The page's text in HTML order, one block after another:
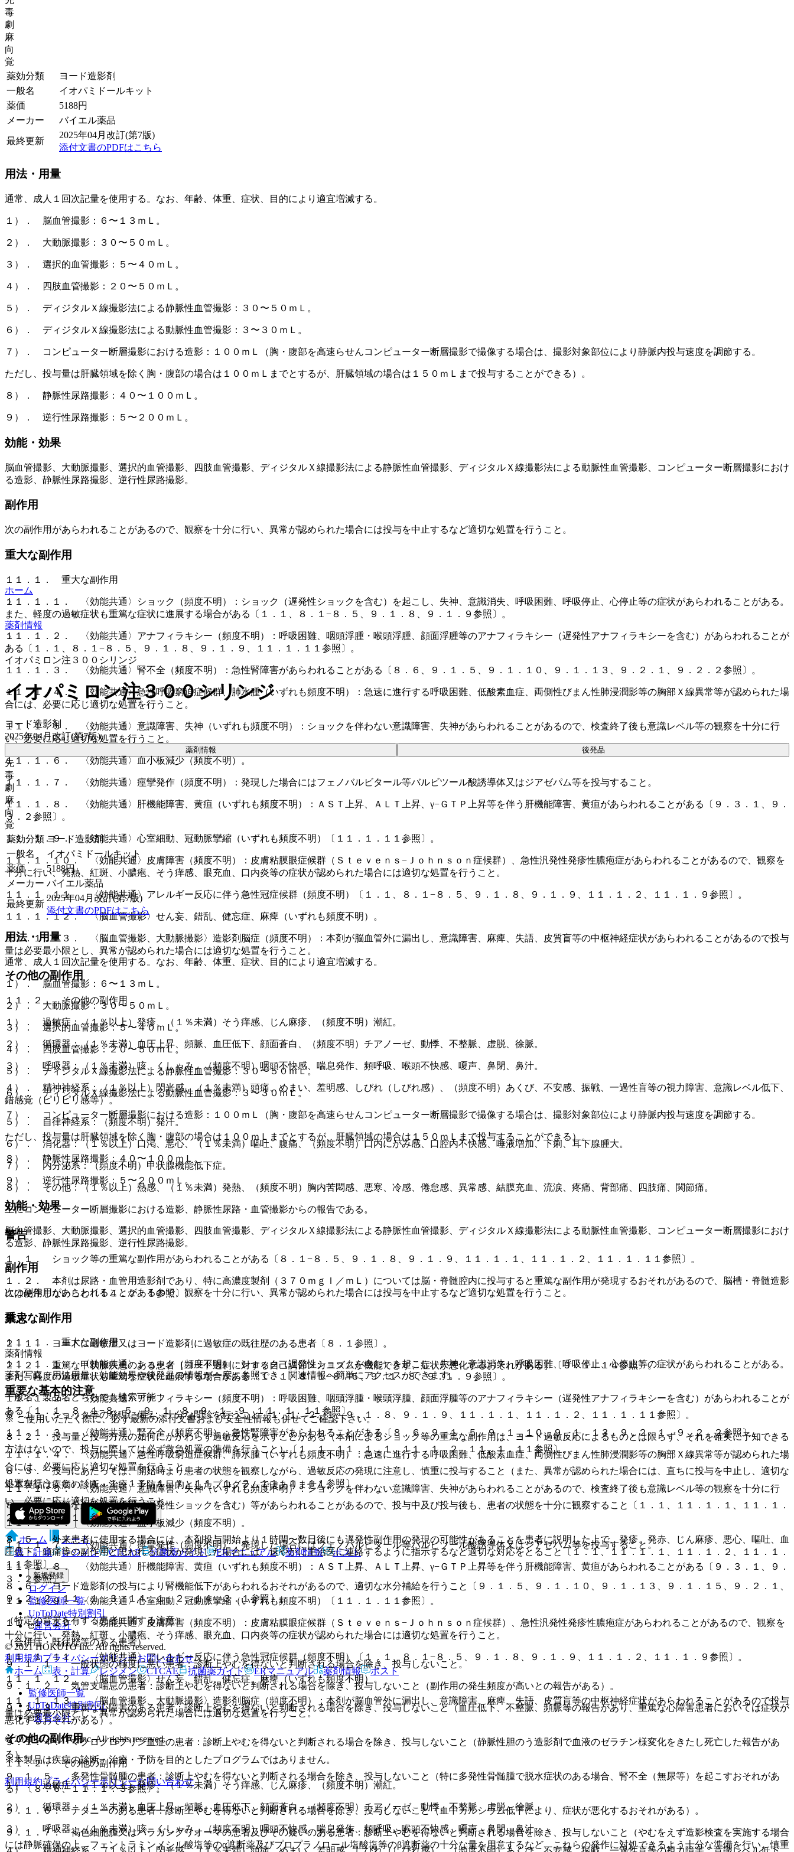
毒
劇
麻
向
覚
薬効分類
ヨード造影剤
一般名
イオパミドールキット
薬価
5188円
メーカー
バイエル薬品
最終更新
2025年04月改訂(第7版)
添付文書のPDFはこちら
用法・用量
通常、成人１回次記量を使用する。なお、年齢、体重、症状、目的により適宜増減する。
１）． 脳血管撮影：６〜１３ｍＬ。
２）． 大動脈撮影：３０〜５０ｍＬ。
３）． 選択的血管撮影：５〜４０ｍＬ。
４）． 四肢血管撮影：２０〜５０ｍＬ。
５）． ディジタルＸ線撮影法による静脈性血管撮影：３０〜５０ｍＬ。
６）． ディジタルＸ線撮影法による動脈性血管撮影：３〜３０ｍＬ。
７）． コンピューター断層撮影における造影：１００ｍＬ（胸・腹部を高速らせんコンピューター断層撮影で撮像する場合は、撮影対象部位により静脈内投与速度を調節する。
ただし、投与量は肝臓領域を除く胸・腹部の場合は１００ｍＬまでとするが、肝臓領域の場合は１５０ｍＬまで投与することができる）。
８）． 静脈性尿路撮影：４０〜１００ｍＬ。
９）． 逆行性尿路撮影：５〜２００ｍＬ。
効能・効果
脳血管撮影、大動脈撮影、選択的血管撮影、四肢血管撮影、ディジタルＸ線撮影法による静脈性血管撮影、ディジタルＸ線撮影法による動脈性血管撮影、コンピューター断層撮影におけ
る造影、静脈性尿路撮影、逆行性尿路撮影。
副作用
次の副作用があらわれることがあるので、観察を十分に行い、異常が認められた場合には投与を中止するなど適切な処置を行うこと。
重大な副作用
１１．１． 重大な副作用
１１．１．１． 〈効能共通〉ショック（頻度不明）：ショック（遅発性ショックを含む）を起こし、失神、意識消失、呼吸困難、呼吸停止、心停止等の症状があらわれることがある。
また、軽度の過敏症状も重篤な症状に進展する場合がある〔１．１、８．１−８．５、９．１．８、９．１．９参照〕。
１１．１．２． 〈効能共通〉アナフィラキシー（頻度不明）：呼吸困難、咽頭浮腫・喉頭浮腫、顔面浮腫等のアナフィラキシー（遅発性アナフィラキシーを含む）があらわれることが
ある〔１．１、８．１−８．５、９．１．８、９．１．９、１１．１．１１参照〕。
１１．１．３． 〈効能共通〉腎不全（頻度不明）：急性腎障害があらわれることがある〔８．６、９．１．５、９．１．１０、９．１．１３、９．２．１、９．２．２参照〕。
１１．１．４． 〈効能共通〉急性呼吸窮迫症候群、肺水腫（いずれも頻度不明）：急速に進行する呼吸困難、低酸素血症、両側性びまん性肺浸潤影等の胸部Ｘ線異常等が認められた場
合には、必要に応じ適切な処置を行うこと。
１１．１．５． 〈効能共通〉意識障害、失神（いずれも頻度不明）：ショックを伴わない意識障害、失神があらわれることがあるので、検査終了後も意識レベル等の観察を十分に行
い、必要に応じ適切な処置を行うこと。
１１．１．６． 〈効能共通〉血小板減少（頻度不明）。
１１．１．７． 〈効能共通〉痙攣発作（頻度不明）：発現した場合にはフェノバルビタール等バルビツール酸誘導体又はジアゼパム等を投与すること。
１１．１．８． 〈効能共通〉肝機能障害、黄疸（いずれも頻度不明）：ＡＳＴ上昇、ＡＬＴ上昇、γ−ＧＴＰ上昇等を伴う肝機能障害、黄疸があらわれることがある〔９．３．１、９．
３．２参照〕。
１１．１．９． 〈効能共通〉心室細動、冠動脈攣縮（いずれも頻度不明）〔１１．１．１１参照〕。
１１．１．１０． 〈効能共通〉皮膚障害（頻度不明）：皮膚粘膜眼症候群（Ｓｔｅｖｅｎｓ−Ｊｏｈｎｓｏｎ症候群）、急性汎発性発疹性膿疱症があらわれることがあるので、観察を
十分に行い、発熱、紅斑、小膿疱、そう痒感、眼充血、口内炎等の症状が認められた場合には適切な処置を行うこと。
１１．１．１１． 〈効能共通〉アレルギー反応に伴う急性冠症候群（頻度不明）〔１．１、８．１−８．５、９．１．８、９．１．９、１１．１．２、１１．１．９参照〕。
１１．１．１２． 〈脳血管撮影〉せん妄、錯乱、健忘症、麻痺（いずれも頻度不明）。
１１．１．１３． 〈脳血管撮影、大動脈撮影〉造影剤脳症（頻度不明）：本剤が脳血管外に漏出し、意識障害、麻痺、失語、皮質盲等の中枢神経症状があらわれることがあるので投与
量は必要最小限とし、異常が認められた場合には適切な処置を行うこと。
その他の副作用
１１．２． その他の副作用
１）． 過敏症：（１％以上）発疹、（１％未満）そう痒感、じん麻疹、（頻度不明）潮紅。
２）． 循環器：（１％未満）血圧上昇、頻脈、血圧低下、顔面蒼白、（頻度不明）チアノーゼ、動悸、不整脈、虚脱、徐脈。
３）． 呼吸器：（１％未満）咳、くしゃみ、（頻度不明）咽頭不快感、喘息発作、頻呼吸、喉頭不快感、嗄声、鼻閉、鼻汁。
４）． 精神神経系：（１％以上）閃光感、（１％未満）頭痛、めまい、羞明感、しびれ（しびれ感）、（頻度不明）あくび、不安感、振戦、一過性盲等の視力障害、意識レベル低下、
錯感覚（ピリピリ感等）。
５）． 自律神経系：（頻度不明）発汗。
６）． 消化器：（１％以上）口渇、悪心、（１％未満）嘔吐、腹痛、（頻度不明）口内にがみ感、口腔内不快感、唾液増加、下痢、耳下腺腫大。
７）． 内分泌系：（頻度不明）甲状腺機能低下症。
８）． その他：（１％以上）熱感、（１％未満）発熱、（頻度不明）胸内苦悶感、悪寒、冷感、倦怠感、異常感、結膜充血、流涙、疼痛、背部痛、四肢痛、関節痛。
主にコンピューター断層撮影における造影、静脈性尿路・血管撮影からの報告である。
警告
１．１． ショック等の重篤な副作用があらわれることがある〔８．１−８．５、９．１．８、９．１．９、１１．１．１、１１．１．２、１１．１．１１参照〕。
１．２． 本剤は尿路・血管用造影剤であり、特に高濃度製剤（３７０ｍｇＩ／ｍＬ）については脳・脊髄腔内に投与すると重篤な副作用が発現するおそれがあるので、脳槽・脊髄造影
には使用しないこと〔１４．２．１参照〕。
禁忌
２．１． ヨードに過敏症又はヨード造影剤に過敏症の既往歴のある患者〔８．１参照〕。
２．２． 重篤な甲状腺疾患のある患者［ヨード過剰に対する自己調節メカニズムが機能できず、症状が悪化するおそれがある］〔９．１．１４参照〕。
重要な基本的注意
８．１． ショック等の発現に備え、十分な問診を行うこと〔１．１、２．１、９．１．８、９．１．９、１１．１．１、１１．１．２、１１．１．１１参照〕。
８．２． 投与量と投与方法の如何にかかわらず過敏反応を示すことがある（本剤によるショック等の重篤な副作用は、ヨード過敏反応によるものとは限らず、それを確実に予知できる
方法はないので、投与に際しては必ず救急処置の準備を行うこと）〔１．１、１１．１．１、１１．１．２、１１．１．１１参照〕。
８．３． 投与にあたっては、開始時より患者の状態を観察しながら、過敏反応の発現に注意し、慎重に投与すること（また、異常が認められた場合には、直ちに投与を中止し、適切な
処置を行うこと）〔１．１、１１．１．１、１１．１．２、１１．１．１１参照〕。
８．４． 重篤な遅発性副作用（遅発性ショックを含む）等があらわれることがあるので、投与中及び投与後も、患者の状態を十分に観察すること〔１．１、１１．１．１、１１．１．
２、１１．１．１１参照〕。
８．５． 外来患者に使用する場合には、本剤投与開始より１時間〜数日後にも遅発性副作用の発現の可能性があることを患者に説明した上で、発疹、発赤、じん麻疹、悪心、嘔吐、血
圧低下、頭痛等の副作用と思われる症状が発現した場合には、速やかに主治医に連絡するように指示するなど適切な対応をとること〔１．１、１１．１．１、１１．１．２、１１．１．
１１参照〕。
８．６． ヨード造影剤の投与により腎機能低下があらわれるおそれがあるので、適切な水分補給を行うこと〔９．１．５、９．１．１０、９．１．１３、９．１．１５、９．２．１、
９．２．２、１１．１．３、１４．１．２、１４．３．１参照〕。
（特定の背景を有する患者に関する注意）
（合併症・既往歴等のある患者）
９．１．１． 一般状態の極度に悪い患者：診断上やむを得ないと判断される場合を除き、投与しないこと。
９．１．２． 気管支喘息の患者：診断上やむを得ないと判断される場合を除き、投与しないこと（副作用の発生頻度が高いとの報告がある）。
９．１．３． 重篤な心障害のある患者：診断上やむを得ないと判断される場合を除き、投与しないこと（血圧低下、不整脈、頻脈等の報告があり、重篤な心障害患者においては症状が
悪化するおそれがある）。
９．１．４． マクログロブリン血症の患者：診断上やむを得ないと判断される場合を除き、投与しないこと（静脈性胆のう造影剤で血液のゼラチン様変化をきたし死亡した報告があ
る）。
９．１．５． 多発性骨髄腫の患者：診断上やむを得ないと判断される場合を除き、投与しないこと（特に多発性骨髄腫で脱水症状のある場合、腎不全（無尿等）を起こすおそれがあ
る）〔８．６、１１．１．３参照〕。
９．１．６． テタニーのある患者：診断上やむを得ないと判断される場合を除き、投与しないこと（血中カルシウム低下により、症状が悪化するおそれがある）。
９．１．７． 褐色細胞腫又はパラガングリオーマの患者及びその疑いのある患者：診断上やむを得ないと判断される場合を除き、投与しないこと（やむをえず造影検査を実施する場合
には静脈確保の上、フェントラミンメシル酸塩等のα遮断薬及びプロプラノロール塩酸塩等のβ遮断薬の十分な量を用意するなど、これらの発作に対処できるよう十分な準備を行い、慎重
ホーム
薬剤情報
イオパミロン注３００シリンジ
イオパミロン注３００シリンジ
ヨード造影剤
2025年04月改訂(第7版)
薬剤情報 後発品
先
毒
劇
麻
向
覚
薬効分類 ヨード造影剤
一般名
イオパミドールキット
薬価
5188円
メーカー バイエル薬品
最終更新
2025年04月改訂(第7版)
添付文書のPDFはこちら
用法・用量
通常、成人１回次記量を使用する。なお、年齢、体重、症状、目的により適宜増減する。
１）． 脳血管撮影：６〜１３ｍＬ。
２）． 大動脈撮影：３０〜５０ｍＬ。
３）． 選択的血管撮影：５〜４０ｍＬ。
４）． 四肢血管撮影：２０〜５０ｍＬ。
５）． ディジタルＸ線撮影法による静脈性血管撮影：３０〜５０ｍＬ。
６）． ディジタルＸ線撮影法による動脈性血管撮影：３〜３０ｍＬ。
７）． コンピューター断層撮影における造影：１００ｍＬ（胸・腹部を高速らせんコンピューター断層撮影で撮像する場合は、撮影対象部位により静脈内投与速度を調節する。
ただし、投与量は肝臓領域を除く胸・腹部の場合は１００ｍＬまでとするが、肝臓領域の場合は１５０ｍＬまで投与することができる）。
８）． 静脈性尿路撮影：４０〜１００ｍＬ。
９）． 逆行性尿路撮影：５〜２００ｍＬ。
効能・効果
脳血管撮影、大動脈撮影、選択的血管撮影、四肢血管撮影、ディジタルＸ線撮影法による静脈性血管撮影、ディジタルＸ線撮影法による動脈性血管撮影、コンピューター断層撮影におけ
る造影、静脈性尿路撮影、逆行性尿路撮影。
副作用
次の副作用があらわれることがあるので、観察を十分に行い、異常が認められた場合には投与を中止するなど適切な処置を行うこと。
重大な副作用
１１．１． 重大な副作用
１１．１．１． 〈効能共通〉ショック（頻度不明）：ショック（遅発性ショックを含む）を起こし、失神、意識消失、呼吸困難、呼吸停止、心停止等の症状があらわれることがある。
また、軽度の過敏症状も重篤な症状に進展する場合がある〔１．１、８．１−８．５、９．１．８、９．１．９参照〕。
１１．１．２． 〈効能共通〉アナフィラキシー（頻度不明）：呼吸困難、咽頭浮腫・喉頭浮腫、顔面浮腫等のアナフィラキシー（遅発性アナフィラキシーを含む）があらわれることが
ある〔１．１、８．１−８．５、９．１．８、９．１．９、１１．１．１１参照〕。
１１．１．３． 〈効能共通〉腎不全（頻度不明）：急性腎障害があらわれることがある〔８．６、９．１．５、９．１．１０、９．１．１３、９．２．１、９．２．２参照〕。
１１．１．４． 〈効能共通〉急性呼吸窮迫症候群、肺水腫（いずれも頻度不明）：急速に進行する呼吸困難、低酸素血症、両側性びまん性肺浸潤影等の胸部Ｘ線異常等が認められた場
合には、必要に応じ適切な処置を行うこと。
１１．１．５． 〈効能共通〉意識障害、失神（いずれも頻度不明）：ショックを伴わない意識障害、失神があらわれることがあるので、検査終了後も意識レベル等の観察を十分に行
い、必要に応じ適切な処置を行うこと。
１１．１．６． 〈効能共通〉血小板減少（頻度不明）。
１１．１．７． 〈効能共通〉痙攣発作（頻度不明）：発現した場合にはフェノバルビタール等バルビツール酸誘導体又はジアゼパム等を投与すること。
１１．１．８． 〈効能共通〉肝機能障害、黄疸（いずれも頻度不明）：ＡＳＴ上昇、ＡＬＴ上昇、γ−ＧＴＰ上昇等を伴う肝機能障害、黄疸があらわれることがある〔９．３．１、９．
３．２参照〕。
１１．１．９． 〈効能共通〉心室細動、冠動脈攣縮（いずれも頻度不明）〔１１．１．１１参照〕。
１１．１．１０． 〈効能共通〉皮膚障害（頻度不明）：皮膚粘膜眼症候群（Ｓｔｅｖｅｎｓ−Ｊｏｈｎｓｏｎ症候群）、急性汎発性発疹性膿疱症があらわれることがあるので、観察を
十分に行い、発熱、紅斑、小膿疱、そう痒感、眼充血、口内炎等の症状が認められた場合には適切な処置を行うこと。
１１．１．１１． 〈効能共通〉アレルギー反応に伴う急性冠症候群（頻度不明）〔１．１、８．１−８．５、９．１．８、９．１．９、１１．１．２、１１．１．９参照〕。
１１．１．１２． 〈脳血管撮影〉せん妄、錯乱、健忘症、麻痺（いずれも頻度不明）。
１１．１．１３． 〈脳血管撮影、大動脈撮影〉造影剤脳症（頻度不明）：本剤が脳血管外に漏出し、意識障害、麻痺、失語、皮質盲等の中枢神経症状があらわれることがあるので投与
量は必要最小限とし、異常が認められた場合には適切な処置を行うこと。
その他の副作用
１１．２． その他の副作用
１）． 過敏症：（１％以上）発疹、（１％未満）そう痒感、じん麻疹、（頻度不明）潮紅。
２）． 循環器：（１％未満）血圧上昇、頻脈、血圧低下、顔面蒼白、（頻度不明）チアノーゼ、動悸、不整脈、虚脱、徐脈。
３）． 呼吸器：（１％未満）咳、くしゃみ、（頻度不明）咽頭不快感、喘息発作、頻呼吸、喉頭不快感、嗄声、鼻閉、鼻汁。
薬剤情報
薬剤写真、用法用量、効能効果や後発品の情報が一度に参照でき、関連情報へ簡単にアクセスができます。
一般名、製品名どちらでも検索可能！
※ ご使用いただく際に、必ず最新の添付文書および安全性情報も併せてご確認下さい。
※本製品は疾病の診断・治療・予防を目的としたプログラムではありません。
ホーム
ノート
表・計算
レジメン CTCAE 抗菌薬ガイド ERマニュアル 薬剤情報 ポスト
新規登録
ログイン
監修医師一覧
UpToDate特別割引
運営会社
© 2021 HOKUTO Inc. All rights reserved.
利用規約プライバシーポリシーお問い合わせ
ホーム
表・計算 レジメン CTCAE 抗菌薬ガイド ERマニュアル 薬剤情報 ポスト
監修医師一覧
UpToDate特別割引
運営会社
© 2021 HOKUTO Inc. All rights reserved.
※本製品は疾病の診断・治療・予防を目的としたプログラムではありません。
利用規約プライバシーポリシーお問い合わせ